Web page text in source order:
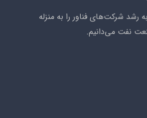
شرکت‌های فناور را به منزله
نفت می‌دانیم.